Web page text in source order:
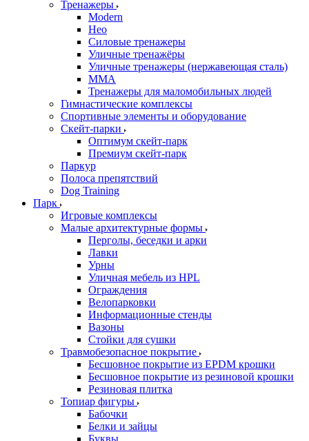
Тренажеры
Modern
Нео
Силовые тренажеры
Уличные тренажёры
Уличные тренажеры (нержавеющая сталь)
ММА
Тренажеры для маломобильных людей
Гимнастические комплексы
Спортивные элементы и оборудование
Скейт-парки
Оптимум скейт-парк
Премиум скейт-парк
Паркур
Полоса препятствий
Dog Training
Парк
Игровые комплексы
Малые архитектурные формы
Перголы, беседки и арки
Лавки
Урны
Уличная мебель из HPL
Ограждения
Велопарковки
Информационные стенды
Вазоны
Стойки для сушки
Травмобезопасное покрытие
Бесшовное покрытие из EPDM крошки
Бесшовное покрытие из резиновой крошки
Резиновая плитка
Топиар фигуры
Бабочки
Белки и зайцы
Буквы